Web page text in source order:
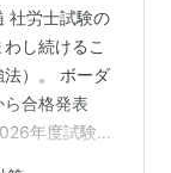
社労士試験の
し続けるこ
）。 ボーダ
合格発表
年度試験の